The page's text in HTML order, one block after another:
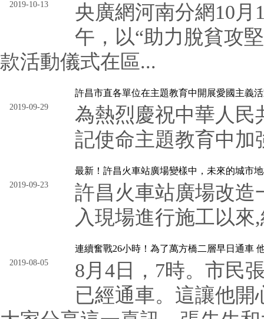
2019-10-13
央廣網河南分網10月
午，以“助力脫貧攻
款活動儀式在區...
2019-09-29
許昌市直各單位在主題教育中開展愛國主義
為熱烈慶祝中華人民
記使命主題教育中
2019-09-23
最新！許昌火車站廣場變樣中，未來的城市
許昌火車站廣場改造
入現場進行施工以
2019-08-05
連續奮戰26小時！為了萬方橋二層早日通車
8月4日，7時。市民
已經通車。這讓他